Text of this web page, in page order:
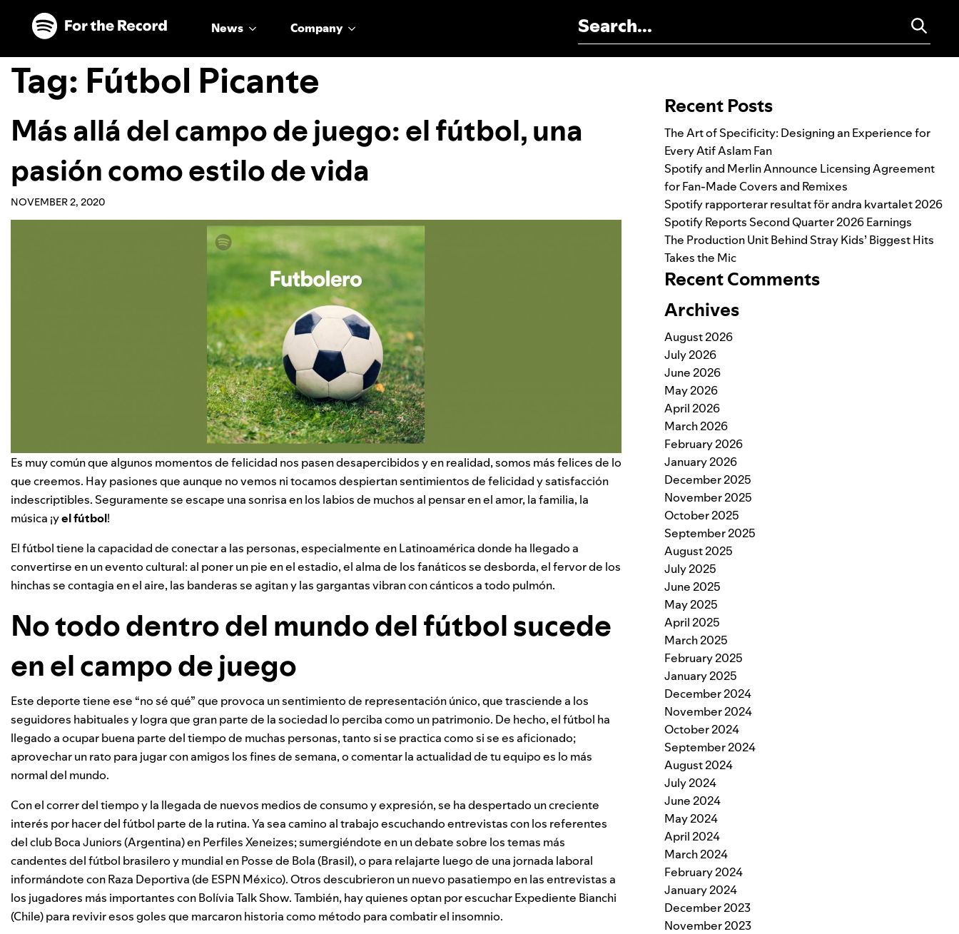
Skip to main content
Skip to footer
News Company
Tag: Fútbol Picante
Más allá del campo de juego: el fútbol, una
pasión como estilo de vida
NOVEMBER 2, 2020
Es muy común que algunos momentos de felicidad nos pasen desapercibidos y en realidad, somos más felices de lo
que creemos. Hay pasiones que aunque no vemos ni tocamos despiertan sentimientos defelicidady satisfacción
indescriptibles. Seguramente se escape una sonrisa en los labios de muchos al pensar en el amor, la familia, la
música ¡yel fútbol!
El fútbol tiene la capacidad de conectar a las personas, especialmente en Latinoamérica donde ha llegado a
convertirse en un evento cultural: al poner un pie en el estadio, el alma de los fanáticos se desborda, el fervor de los
hinchas se contagia en el aire, las banderas se agitan y las gargantas vibran con cánticos a todo pulmón.
No todo dentro del mundo del fútbol sucede
en el campo de juego
Este deporte tiene ese “no sé qué” que provoca un sentimiento de representación único, que trasciende a los
seguidores habituales y logra que gran parte de la sociedad lo perciba como un patrimonio. De hecho, el fútbol ha
llegado a ocupar buena parte del tiempo de muchas personas, tanto si se practica como si se es aficionado;
aprovechar un rato para jugar con amigos los fines de semana, o comentar la actualidad de tu equipo es lo más
normal del mundo.
Con el correr del tiempo y la llegada de nuevos medios de consumo y expresión, se ha despertado un creciente
interés por hacer del fútbol parte de la rutina. Ya sea camino al trabajo escuchando entrevistas con los referentes
del club Boca Juniors (Argentina) enPerfiles Xeneizes; sumergiéndote en un debate sobre los temas más
candentes del fútbol brasilero y mundial enPosse de Bola(Brasil), o para relajarte luego de una jornada laboral
informándote conRaza Deportiva(de ESPN México). Otros descubrieron un nuevo pasatiempo en las entrevistas a
los jugadores más importantes conBolívia Talk Show. También, hay quienes optan por escucharExpediente Bianchi
(Chile)para revivir esos goles que marcaron historia como método para combatir el insomnio.
Recent Posts
The Art of Specificity: Designing an Experience for
Every Atif Aslam Fan
Spotify and Merlin Announce Licensing Agreement
for Fan-Made Covers and Remixes
Spotify rapporterar resultat för andra kvartalet 2026
Spotify Reports Second Quarter 2026 Earnings
The Production Unit Behind Stray Kids’ Biggest Hits
Takes the Mic
Recent Comments
Archives
August 2026
July 2026
June 2026
May 2026
April 2026
March 2026
February 2026
January 2026
December 2025
November 2025
October 2025
September 2025
August 2025
July 2025
June 2025
May 2025
April 2025
March 2025
February 2025
January 2025
December 2024
November 2024
October 2024
September 2024
August 2024
July 2024
June 2024
May 2024
April 2024
March 2024
February 2024
January 2024
December 2023
November 2023